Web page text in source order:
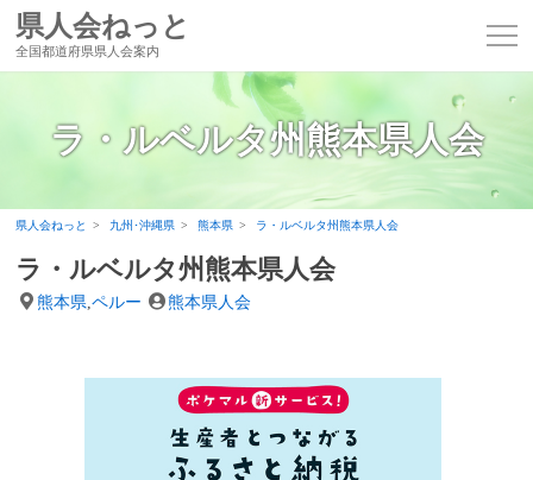
県人会ねっと
全国都道府県県人会案内
ラ・ルベルタ州熊本県人会
県人会ねっと 九州･沖縄県 熊本県 ラ・ルベルタ州熊本県人会
ラ・ルベルタ州熊本県人会
熊本県 ,ペルー 熊本県人会